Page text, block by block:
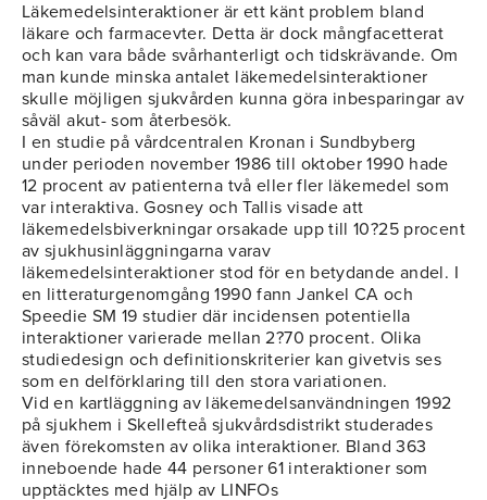
Läkemedelsinteraktioner är ett känt problem bland
läkare och farmacevter. Detta är dock mångfacetterat
och kan vara både svårhanterligt och tidskrävande. Om
man kunde minska antalet läkemedelsinteraktioner
skulle möjligen sjukvården kunna göra inbesparingar av
såväl akut- som återbesök.
I en studie på vårdcentralen Kronan i Sundbyberg
under perioden november 1986 till oktober 1990 hade
12 procent av patienterna två eller fler läkemedel som
var interaktiva. Gosney och Tallis visade att
läkemedelsbiverkningar orsakade upp till 10?25 procent
av sjukhusinläggningarna varav
läkemedelsinteraktioner stod för en betydande andel. I
en litteraturgenomgång 1990 fann Jankel CA och
Speedie SM 19 studier där incidensen potentiella
interaktioner varierade mellan 2?70 procent. Olika
studiedesign och definitionskriterier kan givetvis ses
som en delförklaring till den stora variationen.
Vid en kartläggning av läkemedelsanvändningen 1992
på sjukhem i Skellefteå sjukvårdsdistrikt studerades
även förekomsten av olika interaktioner. Bland 363
inneboende hade 44 personer 61 interaktioner som
upptäcktes med hjälp av LINFOs